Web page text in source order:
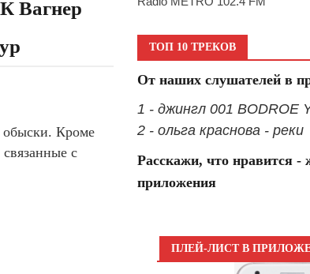
Вагнер
обыски. Кроме
с
ТОП 10 ТРЕКОВ
От наших слушателей в
1 - джингл 001 BODROE
2 - ольга краснова - реки
Расскажи, что нравится -
приложения
ПЛЕЙ-ЛИСТ В